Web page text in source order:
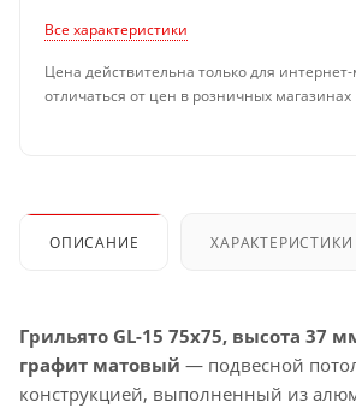
Все характеристики
Цена действительна только для
отличаться от цен в розничных магазинах
ОПИСАНИЕ ХАРАКТЕРИСТИКИ
Грильято GL-15 75x75, высота 37
графит матовый — подвесной
конструкцией, выполненный из